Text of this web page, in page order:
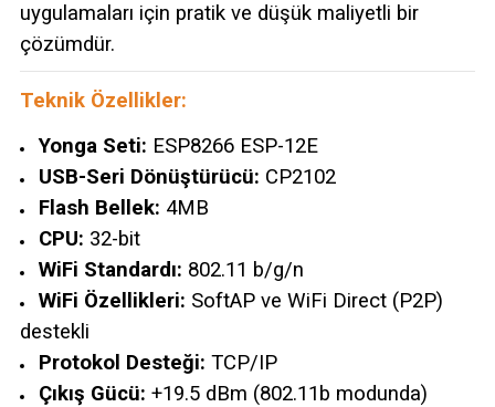
uygulamaları için pratik ve düşük maliyetli bir
çözümdür.
Teknik Özellikler:
Yonga Seti: ESP8266 ESP-12E
USB-Seri Dönüştürücü: CP2102
Flash Bellek: 4MB
CPU: 32-bit
WiFi Standardı: 802.11 b/g/n
WiFi Özellikleri: SoftAP ve WiFi Direct (P2P)
destekli
Protokol Desteği: TCP/IP
Çıkış Gücü: +19.5 dBm (802.11b modunda)